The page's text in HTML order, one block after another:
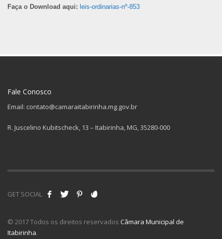
Faça o Download aqui: leis-ordinarias-nº-853
Fale Conosco
Email: contato@camaraitabirinha.mg.gov.br
R. Juscelino Kubitscheck, 13 – Itabirinha, MG, 35280-000
GET SOCIAL
© 2017 Todos os direitos reservados Câmara Municipal de
Itabirinha.